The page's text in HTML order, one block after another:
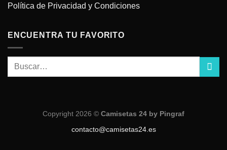
Política de Privacidad y Condiciones
ENCUENTRA TU FAVORITO
Copyright 2026 © Camisetas 24 by Pingraf
contacto@camisetas24.es